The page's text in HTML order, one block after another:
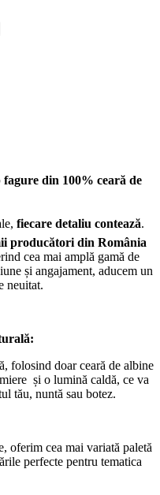
din 100% ceară de
fiecare detaliu contează.
producători din România
cea mai amplă gamă de
și angajament, aducem un
neuitat.
folosind doar ceară de albine
și o lumină caldă, ce va
tău, nuntă sau botez.
oferim cea mai variată paletă
perfecte pentru tematica